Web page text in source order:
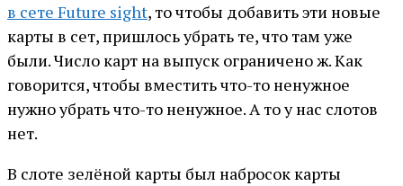
в сете Future sight, то чтобы добавить эти новые
карты в сет, пришлось убрать те, что там уже
были. Число карт на выпуск ограничено ж. Как
говорится, чтобы вместить что-то ненужное
нужно убрать что-то ненужное. А то у нас слотов
нет.
В слоте зелёной карты был набросок карты